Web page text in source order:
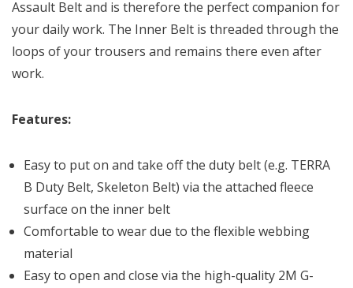
Assault Belt and is therefore the perfect companion for
your daily work. The Inner Belt is threaded through the
loops of your trousers and remains there even after
work.
Features:
Easy to put on and take off the duty belt (e.g. TERRA
B Duty Belt, Skeleton Belt) via the attached fleece
surface on the inner belt
Comfortable to wear due to the flexible webbing
material
Easy to open and close via the high-quality 2M G-